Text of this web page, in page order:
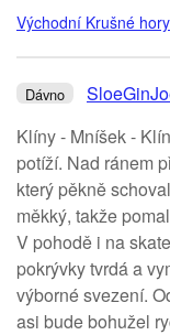
Východní Krušné hory
Dávno
Klíny - Mníšek -
potíží. Nad ránem
který pěkně
měkký, takže
V pohodě i na
pokrývky tvrdá a
výborné svezení.
asi bude bohužel